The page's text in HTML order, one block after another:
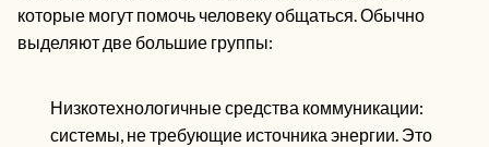
которые могут помочь человеку общаться. Обычно
выделяют две большие группы:
Низкотехнологичные средства коммуникации:
системы, не требующие источника энергии. Это